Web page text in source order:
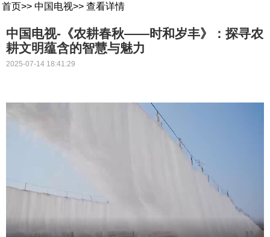
首页>> 中国电视>> 查看详情
中国电视-《农耕春秋——时和岁丰》：探寻农
耕文明蕴含的智慧与魅力
2025-07-14 18:41:29